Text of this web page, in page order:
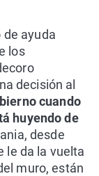
de ayuda
los
decisión al
cuando
huyendo de
desde
le da la vuelta
muro, están